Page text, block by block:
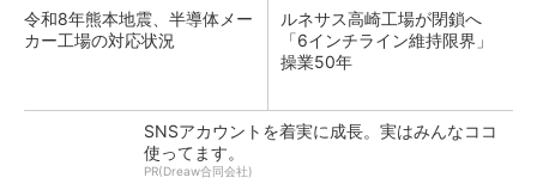
令和8年熊本地震、半導体メー
カー工場の対応状況
ルネサス高崎工場が閉鎖へ
「6インチライン維持限界」
操業50年
SNSアカウントを着実に成長。実はみんなココ
使ってます。
PR(Dreaw合同会社)